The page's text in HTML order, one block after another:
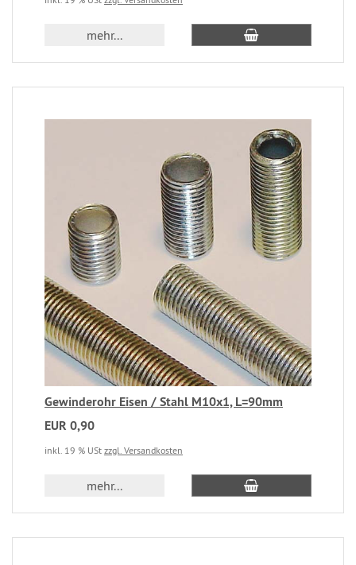
mehr...
Gewinderohr Eisen / Stahl M10x1, L=90mm
EUR 0,90
inkl. 19 % USt zzgl. Versandkosten
mehr...